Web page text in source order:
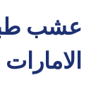
عشب
الامارات